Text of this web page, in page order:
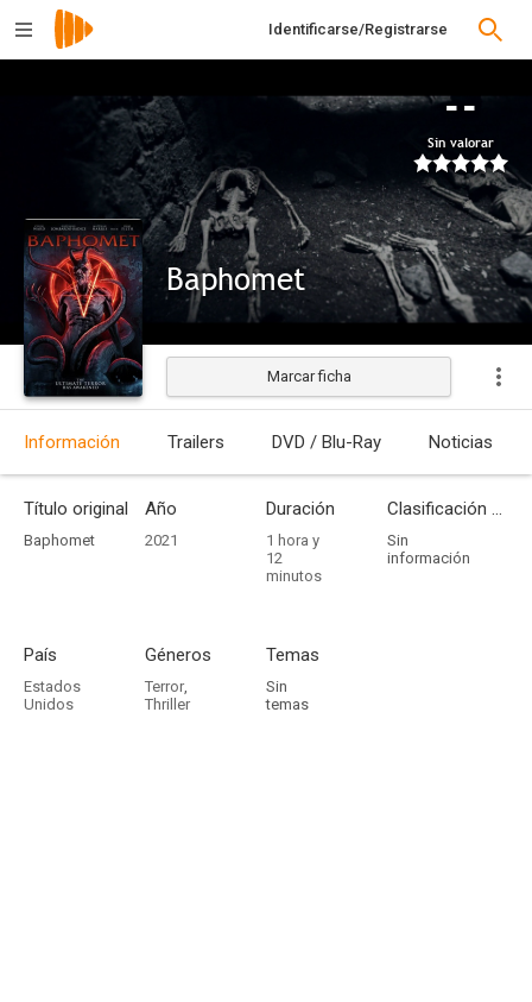
Identificarse/Registrarse
--
Sin valorar
Baphomet
Estrenada
Marcar ficha
Información Trailers DVD / Blu-Ray Noticias
Título original
Baphomet
Año
2021
Duración
1 hora y
12
minutos
Clasificación por edades
Sin
información
País
Estados
Unidos
Géneros
Terror,
Thriller
Temas
Sin
temas